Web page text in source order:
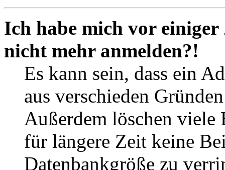
Ich habe mich vor
nicht mehr anmelden?!
Es kann sein, dass ein
aus verschieden
Außerdem löschen viele
für längere Zeit keine
Datenbankgröße zu